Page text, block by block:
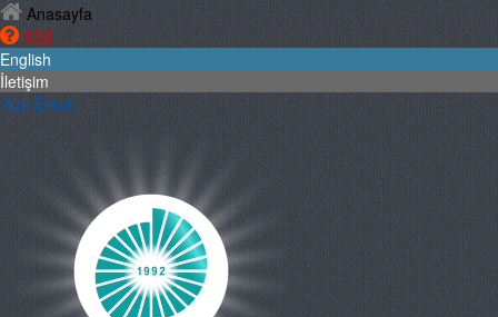
Anasayfa
SSS
English
İletişim
Hızlı Erişim